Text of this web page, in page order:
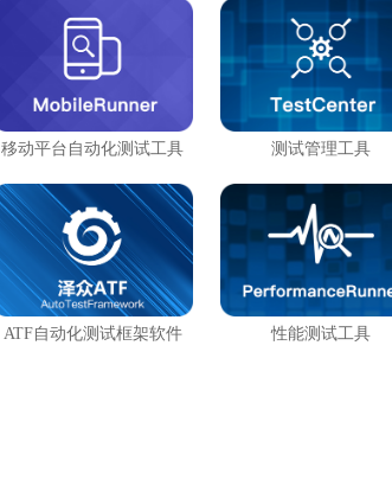
移动平台自动化测试工具 测试管理工具
ATF自动化测试框架软件 性能测试工具